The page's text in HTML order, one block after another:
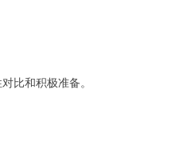
比和积极准备。